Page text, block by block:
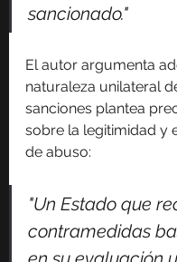
sancionado."
El autor argumenta
naturaleza unilateral
sanciones plantea
sobre la legitimidad y
de abuso:
"Un Estado que
contramedidas